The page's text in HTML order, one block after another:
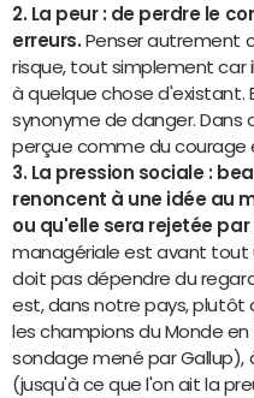
2. La peur : de perdre le
erreurs. Penser autrement
risque, tout simplement car
à quelque chose d'existant.
synonyme de danger. Dans
perçue comme du courage
3. La pression sociale :
renoncent à une idée au
ou qu'elle sera rejetée par
managériale est avant tout
doit pas dépendre du
est, dans notre pays, plutôt
les champions du Monde
sondage mené par Gallup),
(jusqu'à ce que l'on ait la